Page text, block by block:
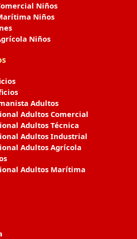
Niños
Niños
Niños
Adultos
Adultos Comercial
Adultos Técnica
Adultos Industrial
Adultos Agrícola
Adultos Marítima